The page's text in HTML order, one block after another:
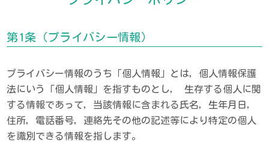
第1条（プライバシー情報）
プライバシー情報のうち「個人情報」とは，個人情報保護
法にいう「個人情報」を指すものとし， 生存する個人に関
する情報であって，当該情報に含まれる氏名，生年月日，
住所，電話番号，連絡先その他の記述等により特定の個人
を識別できる情報を指します。